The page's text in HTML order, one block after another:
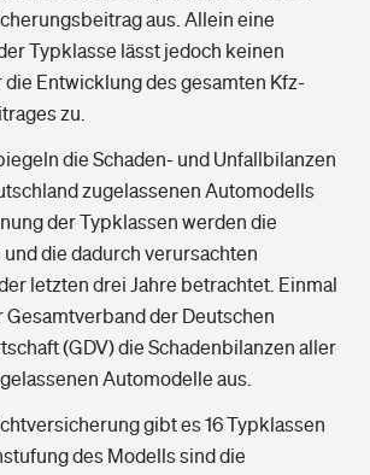
aus. Allein eine
Typklasse lässt jedoch keinen
Entwicklung des gesamten Kfz-
zu.
die Schaden- und Unfallbilanzen
zugelassenen Automodells
der Typklassen werden die
die dadurch verursachten
letzten drei Jahre betrachtet. Einmal
Gesamtverband der Deutschen
(GDV) die Schadenbilanzen aller
Automodelle aus.
gibt es 16 Typklassen
des Modells sind die